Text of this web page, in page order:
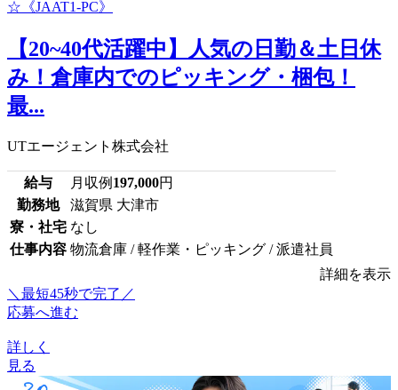
【20~40代活躍中】人気の日勤＆土日休
み！倉庫内でのピッキング・梱包！
最...
UTエージェント株式会社
給与 月収例 197,000円
勤務地
滋賀県 大津市
寮・社宅 なし
仕事内容 物流倉庫 / 軽作業・ピッキング / 派遣社員
詳細を表示
＼最短45秒で完了／
応募へ進む
詳しく
見る